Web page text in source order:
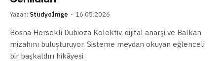
Yazan: Stüdyoİmge 16.05.2026
Bosna Hersekli Dubioza Kolektiv, dijital anarşi ve Balkan
mizahını buluşturuyor. Sisteme meydan okuyan eğlenceli
bir başkaldırı hikâyesi.